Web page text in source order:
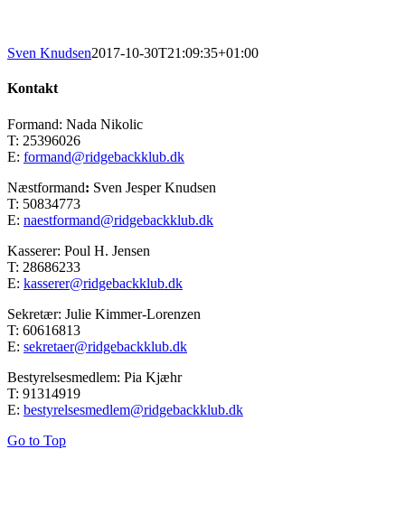
Sven Knudsen2017-10-30T21:09:35+01:00
Kontakt
Formand: Nada Nikolic
T: 25396026
E: formand@ridgebackklub.dk
Næstformand: Sven Jesper Knudsen
T: 50834773
E: naestformand@ridgebackklub.dk
Kasserer: Poul H. Jensen
T: 28686233
E: kasserer@ridgebackklub.dk
Sekretær: Julie Kimmer-Lorenzen
T: 60616813
E: sekretaer@ridgebackklub.dk
Bestyrelsesmedlem: Pia Kjæhr
T: 91314919
E: bestyrelsesmedlem@ridgebackklub.dk
Go to Top